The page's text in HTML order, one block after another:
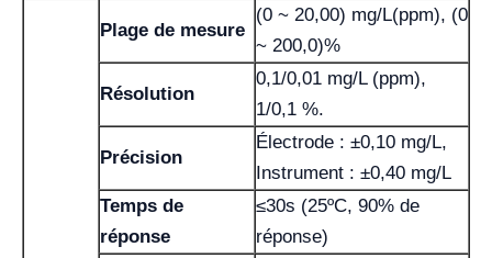
Plage de mesure
(0 ~ 20,00) mg/L(ppm), (0
~ 200,0)%
Résolution
0,1/0,01 mg/L (ppm),
1/0,1 %.
Précision
Électrode : ±0,10 mg/L,
Instrument : ±0,40 mg/L
Temps de
réponse
≤30s (25ºC, 90% de
réponse)